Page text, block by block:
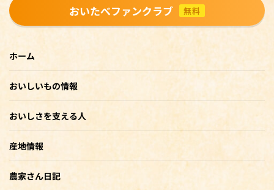
おいたべファンクラブ 無料
ホーム
おいしいもの情報
おいしさを支える人
産地情報
農家さん日記